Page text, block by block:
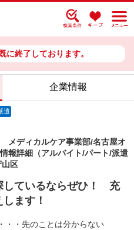
に終了しております。
企業情報
遣
メディカルケア事業部/名古屋オ
報詳細（アルバイト/パート/派遣
山区
しているならぜひ！ 充
ます！
・・先のことは分からない